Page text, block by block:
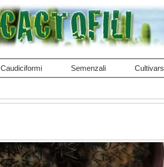
Caudiciformi Semenzali Cultivars